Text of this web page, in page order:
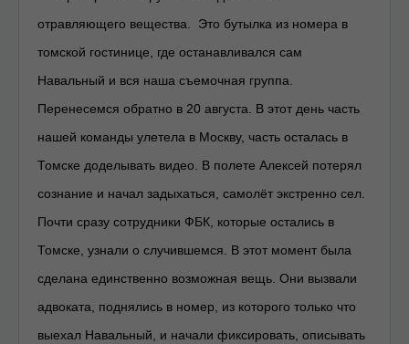
отравляющего вещества. Это бутылка из номера в
томской гостинице, где останавливался сам
Навальный и вся наша съемочная группа.
Перенесемся обратно в 20 августа. В этот день часть
нашей команды улетела в Москву, часть осталась в
Томске доделывать видео. В полете Алексей потерял
сознание и начал задыхаться, самолёт экстренно сел.
Почти сразу сотрудники ФБК, которые остались в
Томске, узнали о случившемся. В этот момент была
сделана единственно возможная вещь. Они вызвали
адвоката, поднялись в номер, из которого только что
выехал Навальный, и начали фиксировать, описывать